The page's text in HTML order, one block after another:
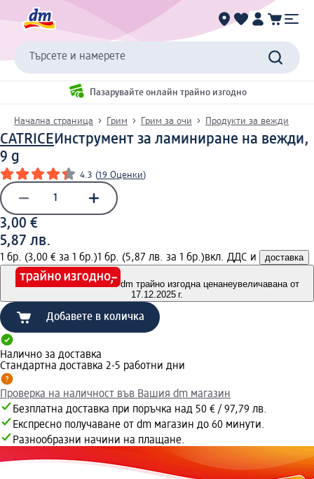
Търсете и намерете
Пазарувайте онлайн трайно изгодно
Начална страница Грим Грим за очи Продукти за вежди
CATRICEИнструмент за ламиниране на вежди,
9 g
4.3 (19 Оценки)
3,00 €
5,87 лв.
1 бр. (3,00 € за 1 бр.)1 бр. (5,87 лв. за 1 бр.)вкл. ДДС и доставка
dm трайно изгодна ценанеувеличавана от
17.12.2025 г.
Добавете в количка
Налично за доставка
Стандартна доставка 2-5 работни дни
Проверка на наличност във Вашия dm магазин
Безплатна доставка при поръчка над 50 € / 97,79 лв.
Експресно получаване от dm магазин до 60 минути.
Разнообразни начини на плащане.